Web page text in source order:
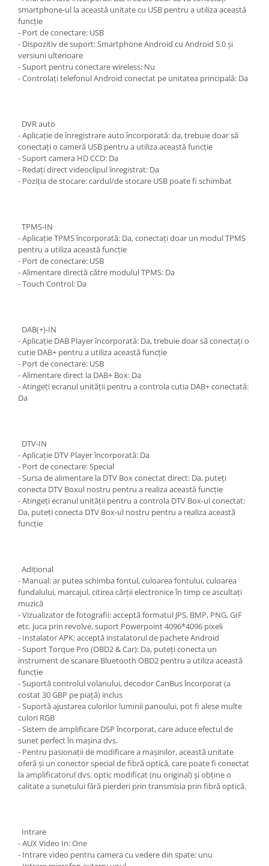
smartphone-ul la această unitate cu USB pentru a utiliza această
funcție
- Port de conectare: USB
- Dispozitiv de suport: Smartphone Android cu Android 5.0 și
versiuni ulterioare
- Suport pentru conectare wireless: Nu
- Controlați telefonul Android conectat pe unitatea principală: Da
DVR auto
- Aplicație de înregistrare auto încorporată: da, trebuie doar să
conectați o cameră USB pentru a utiliza această funcție
- Suport camera HD CCD: Da
- Redați direct videoclipul înregistrat: Da
- Poziția de stocare: cardul/de stocare USB poate fi schimbat
TPMS-IN
- Aplicație TPMS încorporată: Da, conectați doar un modul TPMS
pentru a utiliza această funcție
- Port de conectare: USB
- Alimentare directă către modulul TPMS: Da
- Touch Control: Da
DAB(+)-IN
- Aplicație DAB Player încorporată: Da, trebuie doar să conectați o
cutie DAB+ pentru a utiliza această funcție
- Port de conectare: USB
- Alimentare direct la DAB+ Box: Da
- Atingeți ecranul unității pentru a controla cutia DAB+ conectată:
Da
DTV-IN
- Aplicație DTV Player încorporată: Da
- Port de conectare: Special
- Sursa de alimentare la DTV Box conectat direct: Da, puteți
conecta DTV Boxul nostru pentru a realiza această funcție
- Atingeți ecranul unității pentru a controla DTV Box-ul conectat:
Da, puteți conecta DTV Box-ul nostru pentru a realiza această
funcție
Adiţional
- Manual: ar putea schimba fontul, culoarea fontului, culoarea
fundalului, marcajul, citirea cărții electronice în timp ce ascultați
muzică
- Vizualizator de fotografii: acceptă formatul JPS, BMP, PNG, GIF
etc. juca prin revolve, suport Powerpoint 4096*4096 pixeli
- Instalator APK: acceptă instalatorul de pachete Android
- Suport Torque Pro (OBD2 & Car): Da, puteți conecta un
instrument de scanare Bluetooth OBD2 pentru a utiliza această
funcție
- Suportă controlul volanului, decodor CanBus încorporat (a
costat 30 GBP pe piață) inclus
- Suportă ajustarea culorilor luminii panoului, pot fi alese multe
culori RGB
- Sistem de amplificare DSP încorporat, care aduce efectul de
sunet perfect în mașina dvs.
- Pentru pasionații de modificare a mașinilor, această unitate
oferă și un conector special de fibră optică, care poate fi conectat
la amplificatorul dvs. optic modificat (nu original) și obține o
calitate a sunetului fără pierderi prin transmisia prin fibră optică.
Intrare
- AUX Video In: One
- Intrare video pentru camera cu vedere din spate: unu